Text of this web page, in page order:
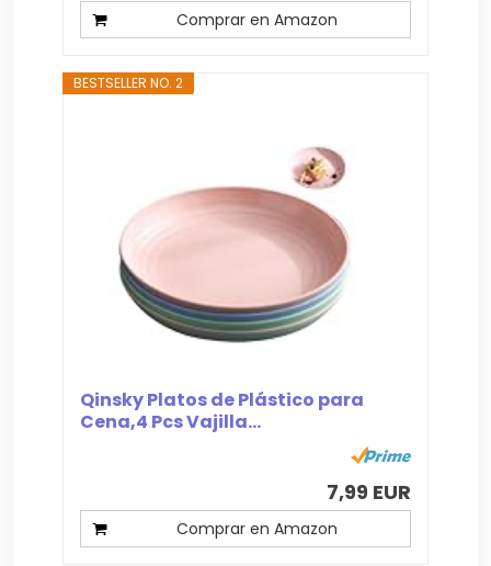
Comprar en Amazon
BESTSELLER NO. 2
Qinsky Platos de Plástico para
Cena,4 Pcs Vajilla...
7,99 EUR
Comprar en Amazon